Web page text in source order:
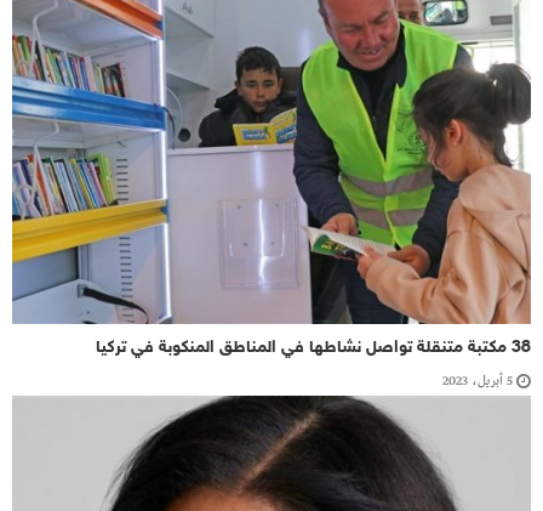
38 مكتبة متنقلة تواصل نشاطها في المناطق المنكوبة في تركيا
5 أبريل، 2023